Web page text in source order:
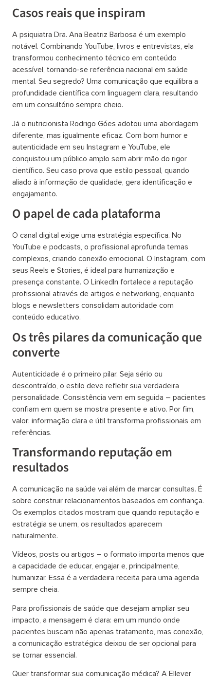
Casos reais que inspiram
A psiquiatra Dra. Ana Beatriz Barbosa é um exemplo
notável. Combinando YouTube, livros e entrevistas, ela
transformou conhecimento técnico em conteúdo
acessível, tornando-se referência nacional em saúde
mental. Seu segredo? Uma comunicação que equilibra a
profundidade científica com linguagem clara, resultando
em um consultório sempre cheio.
Já o nutricionista Rodrigo Góes adotou uma abordagem
diferente, mas igualmente eficaz. Com bom humor e
autenticidade em seu Instagram e YouTube, ele
conquistou um público amplo sem abrir mão do rigor
científico. Seu caso prova que estilo pessoal, quando
aliado à informação de qualidade, gera identificação e
engajamento.
O papel de cada plataforma
O canal digital exige uma estratégia específica. No
YouTube e podcasts, o profissional aprofunda temas
complexos, criando conexão emocional. O Instagram, com
seus Reels e Stories, é ideal para humanização e
presença constante. O LinkedIn fortalece a reputação
profissional através de artigos e networking, enquanto
blogs e newsletters consolidam autoridade com
conteúdo educativo.
Os três pilares da comunicação que
converte
Autenticidade é o primeiro pilar. Seja sério ou
descontraído, o estilo deve refletir sua verdadeira
personalidade. Consistência vem em seguida – pacientes
confiam em quem se mostra presente e ativo. Por fim,
valor: informação clara e útil transforma profissionais em
referências.
Transformando reputação em
resultados
A comunicação na saúde vai além de marcar consultas. É
sobre construir relacionamentos baseados em confiança.
Os exemplos citados mostram que quando reputação e
estratégia se unem, os resultados aparecem
naturalmente.
Vídeos, posts ou artigos – o formato importa menos que
a capacidade de educar, engajar e, principalmente,
humanizar. Essa é a verdadeira receita para uma agenda
sempre cheia.
Para profissionais de saúde que desejam ampliar seu
impacto, a mensagem é clara: em um mundo onde
pacientes buscam não apenas tratamento, mas conexão,
a comunicação estratégica deixou de ser opcional para
se tornar essencial.
Quer transformar sua comunicação médica? A Ellever